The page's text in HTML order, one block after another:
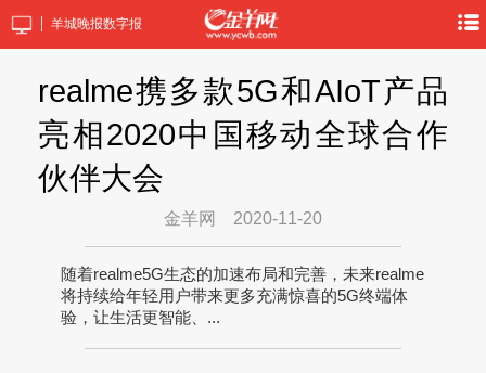
羊城晚报数字报
realme携多款5G和AIoT产品
亮相2020中国移动全球合作
伙伴大会
金羊网 2020-11-20
随着realme5G生态的加速布局和完善，未来realme
将持续给年轻用户带来更多充满惊喜的5G终端体
验，让生活更智能、...